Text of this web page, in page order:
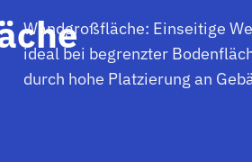
Wandgroßfläche: Einseitige
ideal bei begrenzter
durch hohe Platzierung an